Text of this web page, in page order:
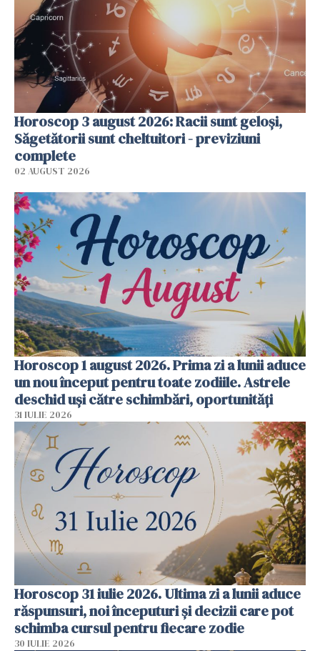
Horoscop 3 august 2026: Racii sunt geloși,
Săgetătorii sunt cheltuitori - previziuni
complete
02 AUGUST 2026
Horoscop 1 august 2026. Prima zi a lunii aduce
un nou început pentru toate zodiile. Astrele
deschid uși către schimbări, oportunități
31 IULIE 2026
Horoscop 31 iulie 2026. Ultima zi a lunii aduce
răspunsuri, noi începuturi și decizii care pot
schimba cursul pentru fiecare zodie
30 IULIE 2026